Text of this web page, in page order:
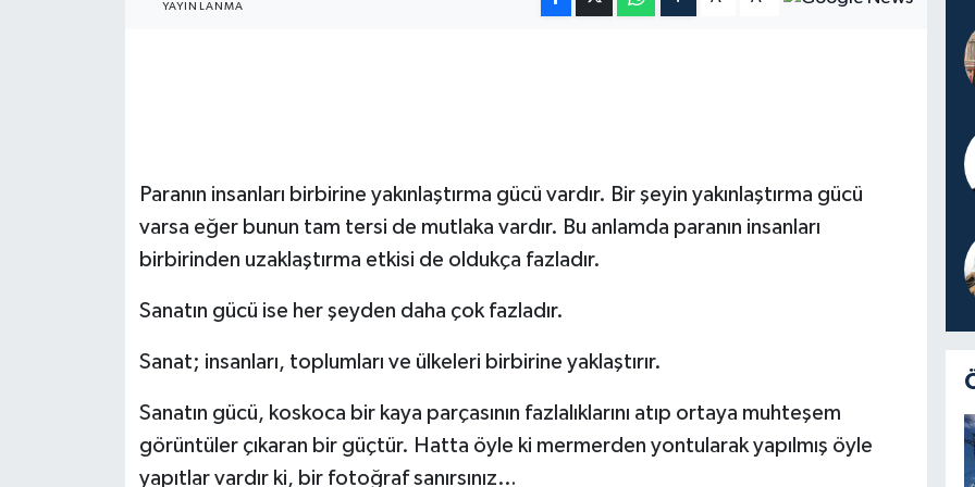
YAYINLANMA
Paranın insanları birbirine yakınlaştırma gücü vardır. Bir şeyin yakınlaştırma gücü
varsa eğer bunun tam tersi de mutlaka vardır. Bu anlamda paranın insanları
birbirinden uzaklaştırma etkisi de oldukça fazladır.
Sanatın gücü ise her şeyden daha çok fazladır.
Sanat; insanları, toplumları ve ülkeleri birbirine yaklaştırır.
Sanatın gücü, koskoca bir kaya parçasının fazlalıklarını atıp ortaya muhteşem
görüntüler çıkaran bir güçtür. Hatta öyle ki mermerden yontularak yapılmış öyle
yapıtlar vardır ki, bir fotoğraf sanırsınız…